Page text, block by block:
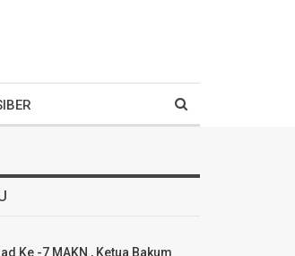
Ke -7 MAKN , Ketua Bakum